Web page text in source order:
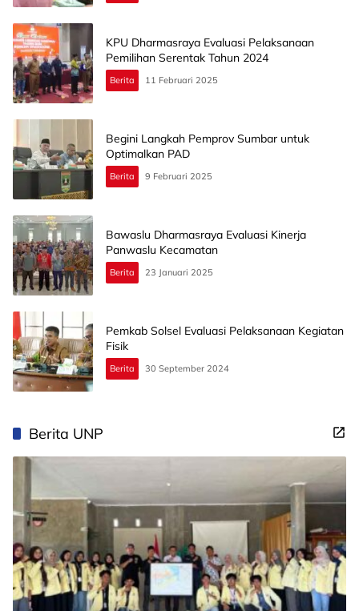
KPU Dharmasraya Evaluasi Pelaksanaan
Pemilihan Serentak Tahun 2024
Berita 11 Februari 2025
Begini Langkah Pemprov Sumbar untuk
Optimalkan PAD
Berita 9 Februari 2025
Bawaslu Dharmasraya Evaluasi Kinerja
Panwaslu Kecamatan
Berita 23 Januari 2025
Pemkab Solsel Evaluasi Pelaksanaan Kegiatan
Fisik
Berita 30 September 2024
Berita UNP